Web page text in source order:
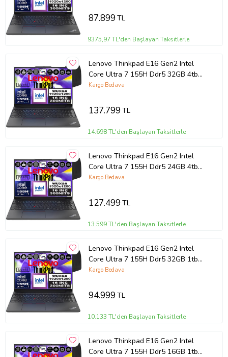
Bilgisayar 21MA002UTXH03 + Zetta
87.899TL
9375,97 TL'den Başlayan Taksitlerle
Lenovo Thinkpad E16 Gen2 Intel
Core Ultra 7 155H Ddr5 32GB 4tb
SSD Intel® Aı Boost 16" Wuxga IPS
Bilgisayar 21MA002UTXH12 + Zetta
Kargo Bedava
137.799TL
14.698 TL'den Başlayan Taksitlerle
Lenovo Thinkpad E16 Gen2 Intel
Core Ultra 7 155H Ddr5 24GB 4tb
SSD Intel® Aı Boost 16" Wuxga IPS
Bilgisayar 21MA002UTXH08 + Zetta
Kargo Bedava
127.499TL
13.599 TL'den Başlayan Taksitlerle
Lenovo Thinkpad E16 Gen2 Intel
Core Ultra 7 155H Ddr5 32GB 1tb
SSD Intel® Aı Boost 16" Wuxga IPS
Bilgisayar 21MA002UTXH10 + Zetta
Kargo Bedava
94.999TL
10.133 TL'den Başlayan Taksitlerle
Lenovo Thinkpad E16 Gen2 Intel
Core Ultra 7 155H Ddr5 16GB 1tb